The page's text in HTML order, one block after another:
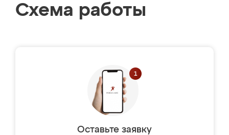
Схема работы
Оставьте заявку